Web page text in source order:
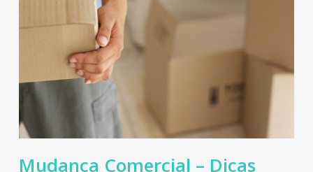
Mudança Comercial – Dicas